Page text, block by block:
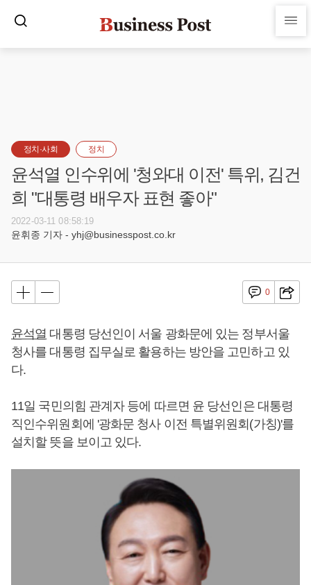
정치·사회 정치
윤석열 인수위에 '청와대 이전' 특위, 김건
희 "대통령 배우자 표현 좋아"
2022-03-11 08:58:19
윤휘종 기자 - yhj@businesspost.co.kr
0
윤석열 대통령 당선인이 서울 광화문에 있는 정부서울
청사를 대통령 집무실로 활용하는 방안을 고민하고 있
다.
11일 국민의힘 관계자 등에 따르면 윤 당선인은 대통령
직인수위원회에 '광화문 청사 이전 특별위원회(가칭)'를
설치할 뜻을 보이고 있다.